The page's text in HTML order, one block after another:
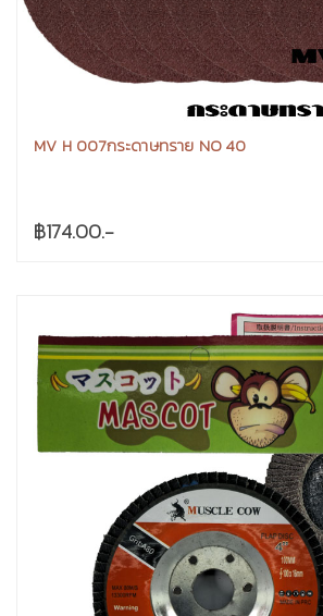
MV H 007กระดาษทราย NO 40
฿174.00.-